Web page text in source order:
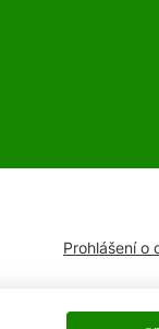
Prohlášení o